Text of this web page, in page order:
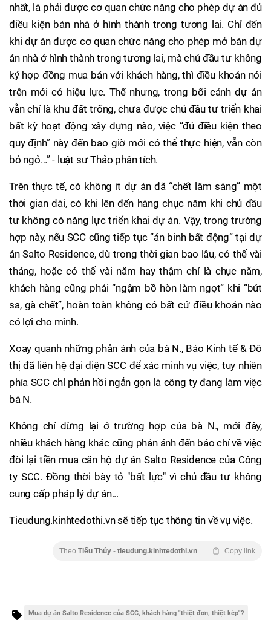
nhất, là phải được cơ quan chức năng cho phép dự án đủ
điều kiện bán nhà ở hình thành trong tương lai. Chỉ đến
khi dự án được cơ quan chức năng cho phép mở bán dự
án nhà ở hình thành trong tương lai, mà chủ đầu tư không
ký hợp đồng mua bán với khách hàng, thì điều khoản nói
trên mới có hiệu lực. Thế nhưng, trong bối cảnh dự án
vẫn chỉ là khu đất trống, chưa được chủ đầu tư triển khai
bất kỳ hoạt động xây dựng nào, việc “đủ điều kiện theo
quy định” này đến bao giờ mới có thể thực hiện, vẫn còn
bỏ ngỏ…” - luật sư Thảo phân tích.
Trên thực tế, có không ít dự án đã “chết lâm sàng” một
thời gian dài, có khi lên đến hàng chục năm khi chủ đầu
tư không có năng lực triển khai dự án. Vậy, trong trường
hợp này, nếu SCC cũng tiếp tục “án binh bất động” tại dự
án Salto Residence, dù trong thời gian bao lâu, có thể vài
tháng, hoặc có thể vài năm hay thậm chí là chục năm,
khách hàng cũng phải “ngậm bồ hòn làm ngọt” khi “bút
sa, gà chết”, hoàn toàn không có bất cứ điều khoản nào
có lợi cho mình.
Xoay quanh những phản ánh của bà N., Báo Kinh tế & Đô
thị đã liên hệ đại diện SCC để xác minh vụ việc, tuy nhiên
phía SCC chỉ phản hồi ngắn gọn là công ty đang làm việc
bà N.
Không chỉ dừng lại ở trường hợp của bà N., mới đây,
nhiều khách hàng khác cũng phản ánh đến báo chí về việc
đòi lại tiền mua căn hộ dự án Salto Residence của Công
ty SCC. Đồng thời bày tỏ "bất lực" vì chủ đầu tư không
cung cấp pháp lý dự án...
Tieudung.kinhtedothi.vn sẽ tiếp tục thông tin về vụ việc.
Theo Tiểu Thúy - tieudung.kinhtedothi.vn Copy link
Mua dự án Salto Residence của SCC, khách hàng "thiệt đơn, thiệt kép"?